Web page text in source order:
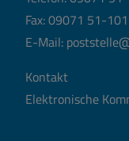
Fax: 09071 51-101
E-Mail:
Kontakt
Elektronische